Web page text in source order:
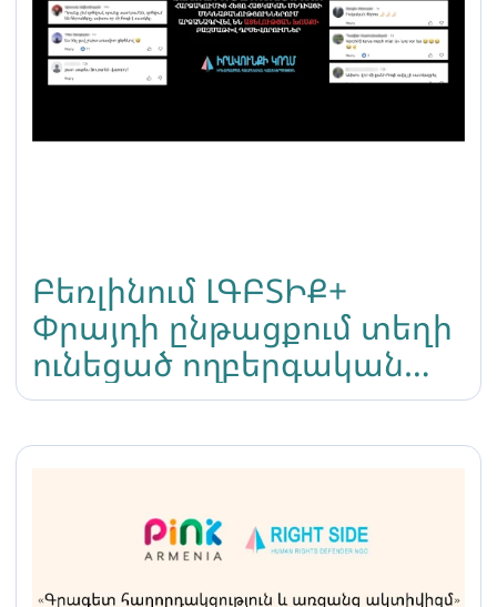
Բեռլինում ԼԳԲՏԻՔ+
Փրայդի ընթացքում տեղի
ունեցած ողբերգական
հարձակումից հետո
հայկական մեդիայի
արձանագրվել են
ատելության խոսքի
բազմաթիվ դրսևորումներ